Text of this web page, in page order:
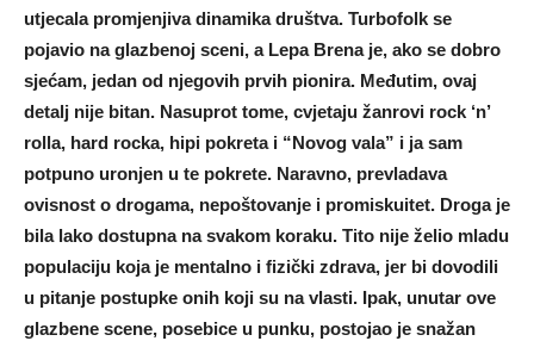
utjecala promjenjiva dinamika društva. Turbofolk se
pojavio na glazbenoj sceni, a Lepa Brena je, ako se dobro
sjećam, jedan od njegovih prvih pionira. Međutim, ovaj
detalj nije bitan. Nasuprot tome, cvjetaju žanrovi rock ‘n’
rolla, hard rocka, hipi pokreta i “Novog vala” i ja sam
potpuno uronjen u te pokrete. Naravno, prevladava
ovisnost o drogama, nepoštovanje i promiskuitet. Droga je
bila lako dostupna na svakom koraku. Tito nije želio mladu
populaciju koja je mentalno i fizički zdrava, jer bi dovodili
u pitanje postupke onih koji su na vlasti. Ipak, unutar ove
glazbene scene, posebice u punku, postojao je snažan